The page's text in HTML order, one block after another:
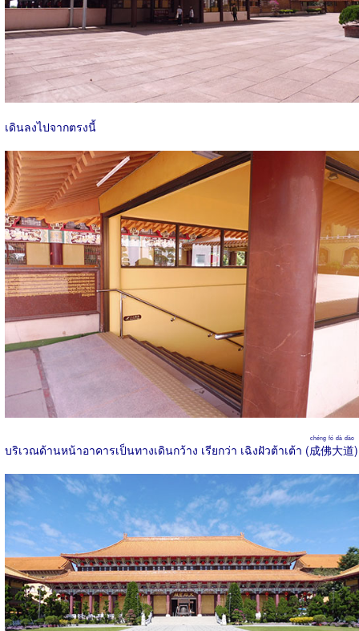
เดินลงไปจากตรงนี้
บริเวณด้านหน้าอาคารเป็นทางเดินกว้าง เรียกว่า เฉิงฝัวต้าเต้า (成佛大道
chéng fó dà dào
)